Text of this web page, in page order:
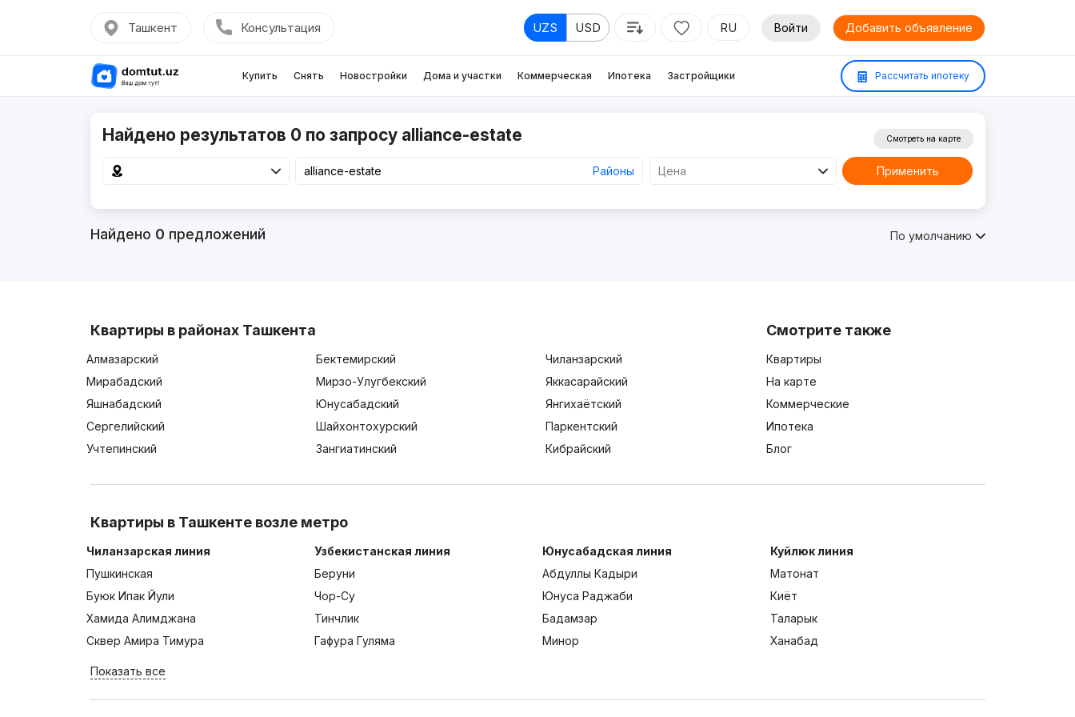
Ташкент Консультация UZS USD RU Войти Добавить объявление
Купить Снять Новостройки Дома и участки Коммерческая Ипотека Застройщики Рассчитать ипотеку
Найдено результатов 0 по запросу alliance-estate
Районы Цена
Смотреть на карте
Применить
Найдено 0 предложений По умолчанию
Квартиры в районах Ташкента
Алмазарский Бектемирский
Чиланзарский
Мирабадский
Мирзо-Улугбекский
Яккасарайский
Яшнабадский
Юнусабадский
Янгихаётский
Сергелийский
Шайхонтохурский
Паркентский
Учтепинский
Зангиатинский Кибрайский
Смотрите также
Квартиры
На карте
Коммерческие
Ипотека
Блог
Квартиры в Ташкенте возле метро
Чиланзарская линия
Пушкинская
Буюк Ипак Йули
Хамида Алимджана
Сквер Амира Тимура
Узбекистанская линия
Беруни
Чор-Су
Тинчлик
Гафура Гуляма
Юнусабадская линия
Абдуллы Кадыри
Юнуса Раджаби
Бадамзар
Минор
Куйлюк линия
Матонат
Киёт
Таларык
Ханабад
Показать все